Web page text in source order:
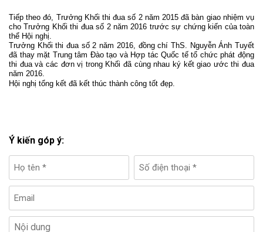
Tiếp theo đó, Trưởng Khối thi đua số 2 năm 2015 đã bàn giao nhiệm vụ
cho Trưởng Khối thi đua số 2 năm 2016 trước sự chứng kiến của toàn
thể Hội nghị.
Trưởng Khối thi đua số 2 năm 2016, đồng chí ThS. Nguyễn Ánh Tuyết
đã thay mặt Trung tâm Đào tạo và Hợp tác Quốc tế tổ chức phát động
thi đua và các đơn vị trong Khối đã cùng nhau ký kết giao ước thi đua
năm 2016.
Hội nghị tổng kết đã kết thúc thành công tốt đẹp.
Ý kiến góp ý: